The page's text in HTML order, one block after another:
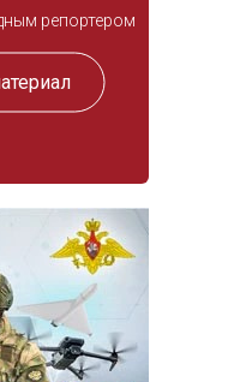
репортером